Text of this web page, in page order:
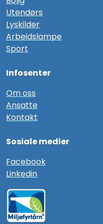
Utendørs
Lyskilder
Arbeidslampe
Sport
Infosenter
Om oss
Ansatte
Kontakt
Sosiale medier
Facebook
Linkedin